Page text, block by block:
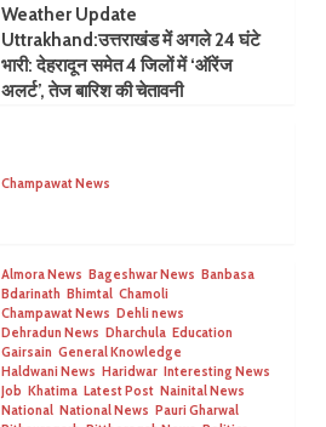
Weather Update
Uttrakhand:उत्तराखंड में अगले 24 घंटे
भारी: देहरादून समेत 4 जिलों में ‘ऑरेंज
अलर्ट’, तेज बारिश की चेतावनी
Champawat News
Almora News Bageshwar News Banbasa
Bdarinath Bhimtal Chamoli
Champawat News Dehli news
Dehradun News Dharchula Education
Gairsain General Knowledge
Haldwani News Haridwar Interesting News
Job Khatima Latest Post Nainital News
National National News Pauri Gharwal